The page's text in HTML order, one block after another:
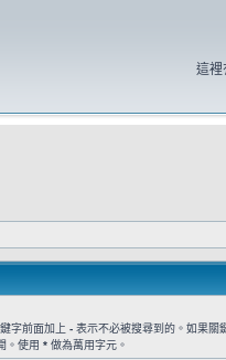
這裡
字前面加上 - 表示不必被搜尋到的。如果關
。使用 * 做為萬用字元。